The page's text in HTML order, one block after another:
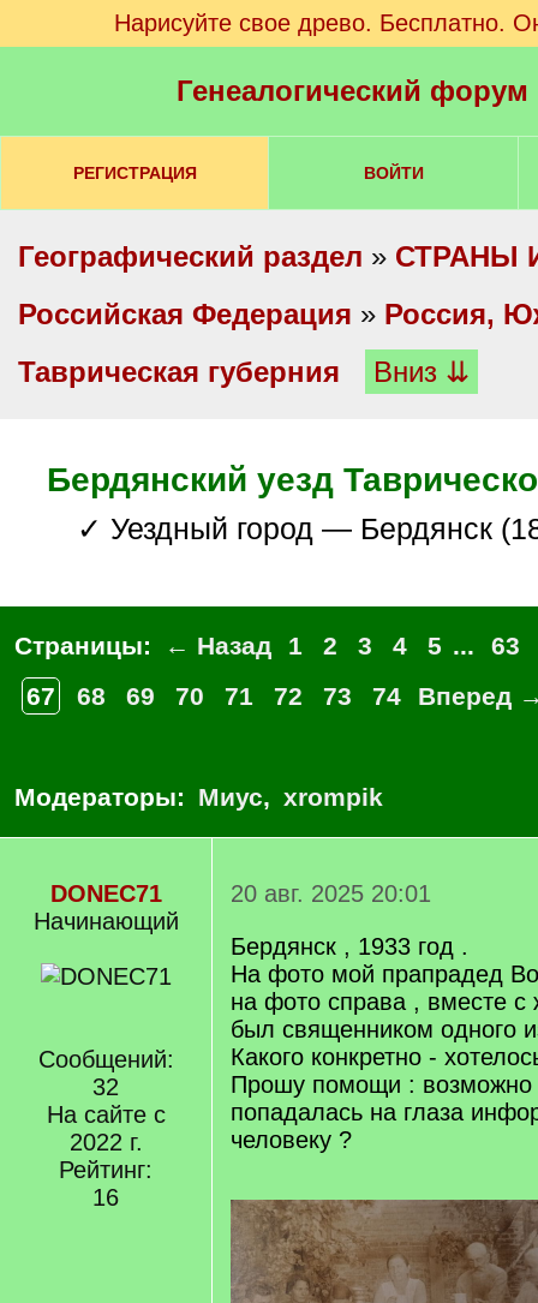
Нарисуйте свое древо. Бесплатно.
Генеалогический
РЕГИСТРАЦИЯ ВОЙТИ
Географический раздел » СТРАНЫ
Российская Федерация » Россия,
Таврическая губерния
Вниз ⇊
Бердянский уезд
✓ Уездный город — Бердянск
Страницы: ← Назад 1 2 3 4 5 ...
63
67
68 69 70 71 72 73 74 Вперед
Модераторы: Миус, xrompik
DONEC71
Начинающий
Сообщений:
32
На сайте с
2022 г.
Рейтинг:
16
20 авг. 2025 20:01
Бердянск , 1933 год .
На фото мой прапрадед
на фото справа , вместе с
был священником одного
Какого конкретно -
Прошу помощи : возможно
попадалась на глаза
человеку ?